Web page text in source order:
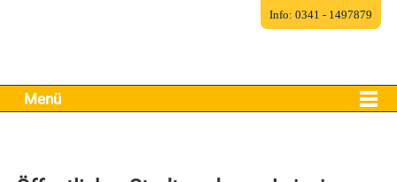
Menü
Info: 0341 - 1497879